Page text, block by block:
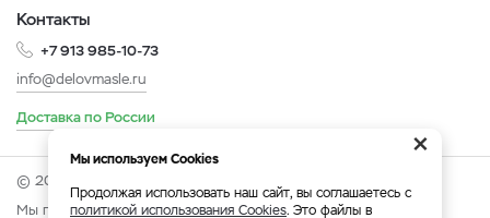
Контакты
+7 913 985-10-73
info@delovmasle.ru
Доставка по России
© 2026 Интернет-магазин "Дело в масле".
Мы принимаем:
×
Мы используем Cookies
Продолжая использовать наш сайт, вы соглашаетесь с
политикой использования Cookies. Это файлы в